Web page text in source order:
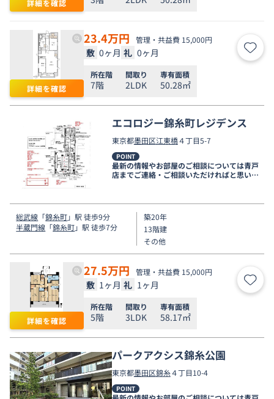
詳細を確認
詳細を確認
23.4万円 管理・共益費 15,000円
敷 0ヶ月 礼 0ヶ月 お気
所在階
7階
間取り
2LDK
専有面積
50.28㎡
エコロジー錦糸町レジデンス
東京都墨田区江東橋４丁目5-7
POINT
最新の情報やお部屋のご相談については青戸
店までご連絡・ご相談いただければと思いま
総武線 「錦糸町」駅 徒歩9分
半蔵門線 「錦糸町」駅 徒歩7分
築20年
13階建
その他
詳細を確認
27.5万円 管理・共益費 15,000円
敷 1ヶ月 礼 1ヶ月 お気
所在階
5階
間取り
3LDK
専有面積
58.17㎡
パークアクシス錦糸公園
東京都墨田区錦糸４丁目10-4
POINT